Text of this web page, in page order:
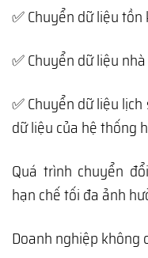
✅ Chuyển dữ liệu tồn
✅ Chuyển dữ liệu
✅ Chuyển dữ liệu
dữ liệu của hệ thống
Quá trình chuyển
hạn chế tối đa ảnh
Doanh nghiệp không